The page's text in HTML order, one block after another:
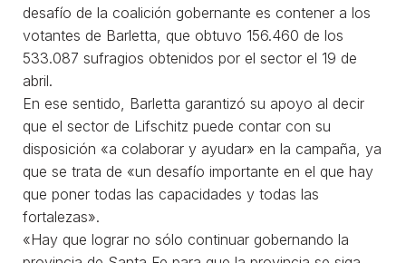
desafío de la coalición gobernante es contener a los
votantes de Barletta, que obtuvo 156.460 de los
533.087 sufragios obtenidos por el sector el 19 de
abril.
En ese sentido, Barletta garantizó su apoyo al decir
que el sector de Lifschitz puede contar con su
disposición «a colaborar y ayudar» en la campaña, ya
que se trata de «un desafío importante en el que hay
que poner todas las capacidades y todas las
fortalezas».
«Hay que lograr no sólo continuar gobernando la